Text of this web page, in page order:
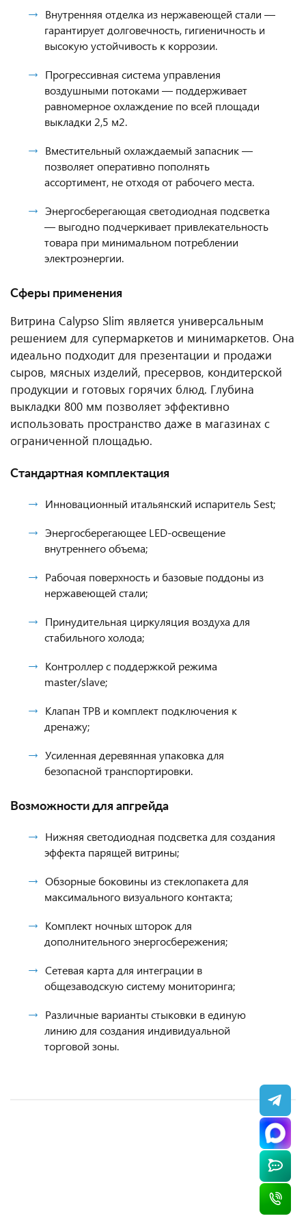
Внутренняя отделка из нержавеющей стали —
гарантирует долговечность, гигиеничность и
высокую устойчивость к коррозии.
Прогрессивная система управления
воздушными потоками — поддерживает
равномерное охлаждение по всей площади
выкладки 2,5 м2.
Вместительный охлаждаемый запасник —
позволяет оперативно пополнять
ассортимент, не отходя от рабочего места.
Энергосберегающая светодиодная подсветка
— выгодно подчеркивает привлекательность
товара при минимальном потреблении
электроэнергии.
Сферы применения
Витрина Calypso Slim является универсальным
решением для супермаркетов и минимаркетов. Она
идеально подходит для презентации и продажи
сыров, мясных изделий, пресервов, кондитерской
продукции и готовых горячих блюд. Глубина
выкладки 800 мм позволяет эффективно
использовать пространство даже в магазинах с
ограниченной площадью.
Стандартная комплектация
Инновационный итальянский испаритель Sest;
Энергосберегающее LED-освещение
внутреннего объема;
Рабочая поверхность и базовые поддоны из
нержавеющей стали;
Принудительная циркуляция воздуха для
стабильного холода;
Контроллер с поддержкой режима
master/slave;
Клапан ТРВ и комплект подключения к
дренажу;
Усиленная деревянная упаковка для
безопасной транспортировки.
Возможности для апгрейда
Нижняя светодиодная подсветка для создания
эффекта парящей витрины;
Обзорные боковины из стеклопакета для
максимального визуального контакта;
Комплект ночных шторок для
дополнительного энергосбережения;
Сетевая карта для интеграции в
общезаводскую систему мониторинга;
Различные варианты стыковки в единую
линию для создания индивидуальной
торговой зоны.